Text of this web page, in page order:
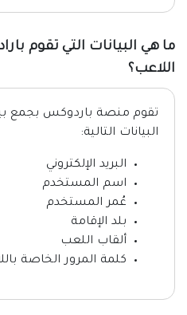
ما هي البيانات التي تقوم
اللاعب؟
تقوم منصة باردوكس بجمع
البيانات التالية:
البريد الإلكتروني
اسم المستخدم
عُمر المستخدم
بلد الإقامة
ألقاب اللعب
كلمة المرور الخاصة